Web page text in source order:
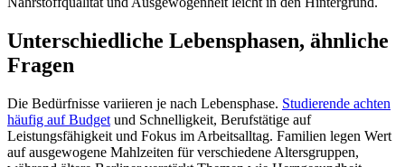
Unterschiedliche Lebensphasen, ähnliche
Fragen
Die Bedürfnisse variieren je nach Lebensphase. Studierende achten
häufig auf Budget und Schnelligkeit, Berufstätige auf
Leistungsfähigkeit und Fokus im Arbeitsalltag. Familien legen Wert
auf ausgewogene Mahlzeiten für verschiedene Altersgruppen,